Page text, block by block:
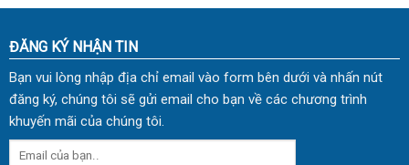
ĐĂNG KÝ NHẬN TIN
Bạn vui lòng nhập địa chỉ email vào form bên dưới và nhấn nút
đăng ký, chúng tôi sẽ gửi email cho bạn về các chương trình
khuyến mãi của chúng tôi.